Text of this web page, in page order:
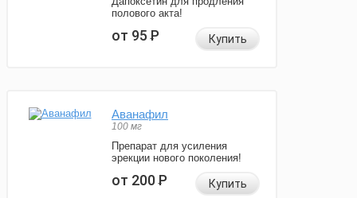
полового акта!
от 95Р Купить
Аванафил
100 мг
Препарат для усиления
эрекции нового поколения!
от 200Р Купить